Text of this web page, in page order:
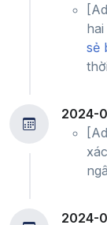
sẻ
2024-
2024-